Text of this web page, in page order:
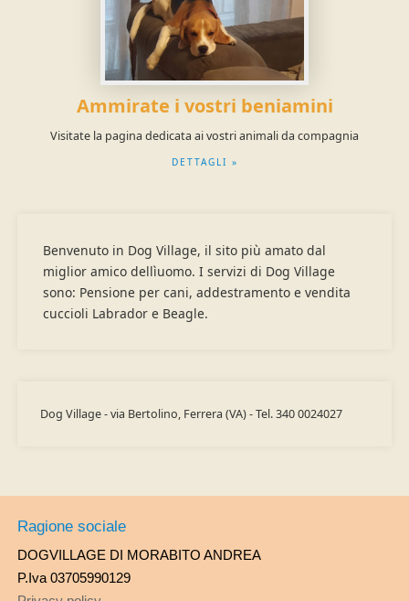
Ammirate i vostri beniamini
Visitate la pagina dedicata ai vostri animali da compagnia
DETTAGLI »
Benvenuto in Dog Village, il sito più amato dal
miglior amico dellìuomo. I servizi di Dog Village
sono: Pensione per cani, addestramento e vendita
cuccioli Labrador e Beagle.
Dog Village - via Bertolino, Ferrera (VA) - Tel. 340 0024027
Ragione sociale
DOGVILLAGE DI MORABITO ANDREA
P.Iva 03705990129